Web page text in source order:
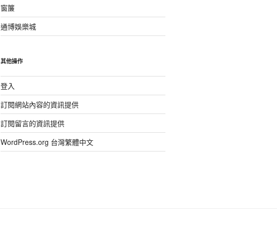
窗簾
通博娛樂城
其他操作
登入
訂閱網站內容的資訊提供
訂閱留言的資訊提供
WordPress.org 台灣繁體中文